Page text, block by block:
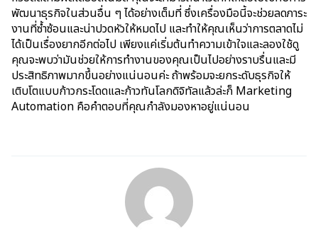
พัฒนาธุรกิจในส่วนอื่น ๆ ได้อย่างเต็มที่ซึ่งเครื่องมือนี้จะช่วยลดภาระ
งานที่ซ้ำซ้อนและน่าปวดหัวให้หมดไป และทำให้คุณเห็นว่าการตลาดไม่
ได้เป็นเรื่องยากอีกต่อไป เพียงแค่เริ่มต้นทำความเข้าใจและลองใช้ดู
คุณจะพบว่ามันช่วยให้การทำงานของคุณเป็นไปอย่างราบรื่นและมี
ประสิทธิภาพมากขึ้นอย่างแน่นอนค่ะถ้าพร้อมจะยกระดับธุรกิจให้
เติบโตแบบก้าวกระโดดและก้าวทันโลกดิจิทัลแล้วล่ะก็ Marketing
Automation คือคำตอบที่คุณกำลังมองหาอยู่แน่นอน